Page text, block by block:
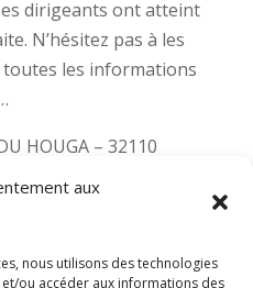
aux
nous utilisons des technologies
ou accéder aux informations des
dirigeants ont atteint
N’hésitez pas à les
les informations
HOUGA – 32110
62 08 83 70